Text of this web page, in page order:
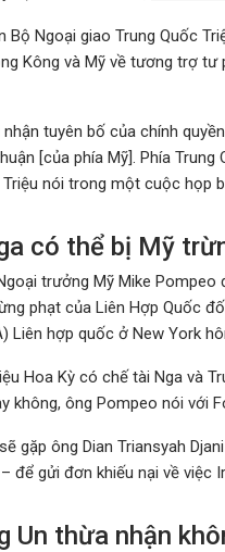
Bộ Ngoại giao Trung Quốc
Kông và Mỹ về tương trợ tư
nhận tuyên bố của chính
[của phía Mỹ]. Phía
Triệu nói trong một cuộc họp
có thể bị Mỹ
trưởng Mỹ Mike
phạt của Liên Hợp Quốc
Liên hợp quốc ở New York
Hoa Kỳ có chế tài Nga và
không, ông Pompeo nói với
gặp ông Dian Triansyah
để gửi đơn khiếu nại về việc
Un thừa nhận